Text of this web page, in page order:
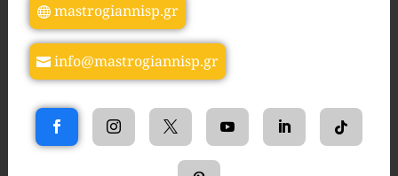
mastrogiannisp.gr
info@mastrogiannisp.gr